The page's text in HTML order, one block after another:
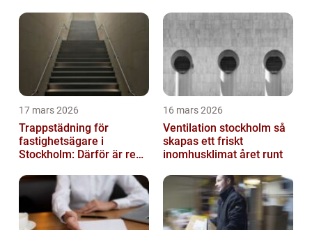
17 mars 2026
Trappstädning för
fastighetsägare i
Stockholm: Därför är rena
investering
16 mars 2026
Ventilation stockholm så
skapas ett friskt
inomhusklimat året runt